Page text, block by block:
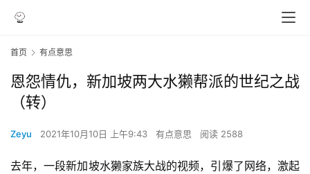
首页 有点意思
恩怨情仇，新加坡两大水獭帮派的世纪之战
（转）
Zeyu 2021年10月10日 上午9:43 有点意思 阅读 2588
去年，一段新加坡水獭家族大战的视频，引爆了网络，激起